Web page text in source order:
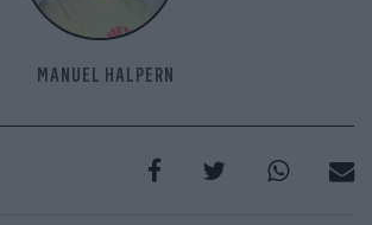
MANUEL HALPERN